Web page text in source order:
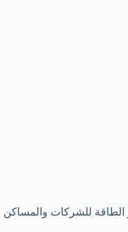
الطاقة للشركات والمساكن